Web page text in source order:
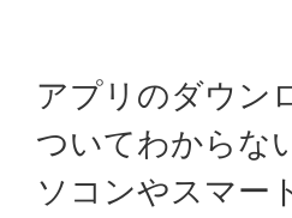
アプリのダウン
ついてわからな
ソコンやスマー